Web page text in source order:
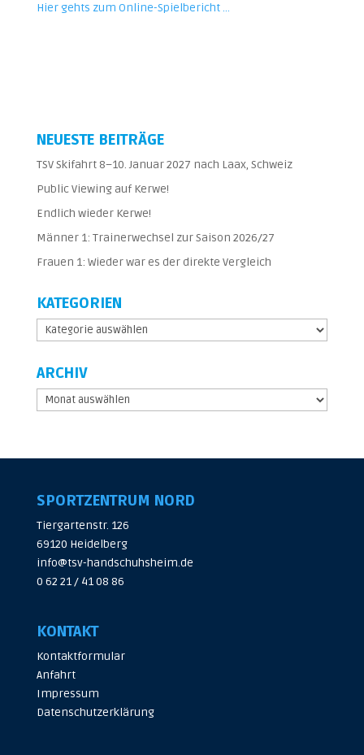
Hier gehts zum Online-Spielbericht …
NEUESTE BEITRÄGE
TSV Skifahrt 8–10. Januar 2027 nach Laax, Schweiz
Public Viewing auf Kerwe!
Endlich wieder Kerwe!
Männer 1: Trainerwechsel zur Saison 2026/27
Frauen 1: Wieder war es der direkte Vergleich
KATEGORIEN
Kategorien
ARCHIV
Archiv
SPORTZENTRUM NORD
Tiergartenstr. 126
69120 Heidelberg
info@tsv-handschuhsheim.de
0 62 21 / 41 08 86
KONTAKT
Kontaktformular
Anfahrt
Impressum
Datenschutzerklärung